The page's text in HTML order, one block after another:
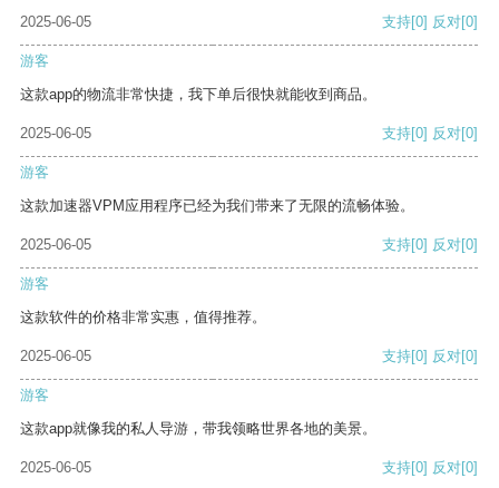
2025-06-05
支持[0] 反对[0]
游客
这款app的物流非常快捷，我下单后很快就能收到商品。
2025-06-05 支持[0] 反对[0]
游客
这款加速器VPM应用程序已经为我们带来了无限的流畅体验。
2025-06-05 支持[0] 反对[0]
游客
这款软件的价格非常实惠，值得推荐。
2025-06-05 支持[0] 反对[0]
游客
这款app就像我的私人导游，带我领略世界各地的美景。
2025-06-05 支持[0] 反对[0]